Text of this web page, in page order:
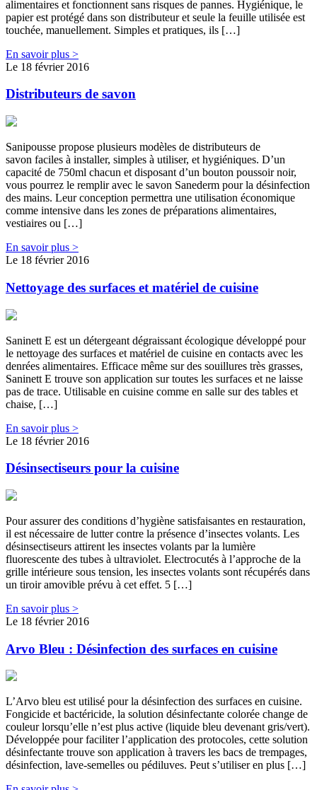
alimentaires et fonctionnent sans risques de pannes. Hygiénique, le
papier est protégé dans son distributeur et seule la feuille utilisée est
touchée, manuellement. Simples et pratiques, ils […]
En savoir plus >
Le 18 février 2016
Distributeurs de savon
Sanipousse propose plusieurs modèles de distributeurs de
savon faciles à installer, simples à utiliser, et hygiéniques. D’un
capacité de 750ml chacun et disposant d’un bouton poussoir noir,
vous pourrez le remplir avec le savon Sanederm pour la désinfection
des mains. Leur conception permettra une utilisation économique
comme intensive dans les zones de préparations alimentaires,
vestiaires ou […]
En savoir plus >
Le 18 février 2016
Nettoyage des surfaces et matériel de cuisine
Saninett E est un détergeant dégraissant écologique développé pour
le nettoyage des surfaces et matériel de cuisine en contacts avec les
denrées alimentaires. Efficace même sur des souillures très grasses,
Saninett E trouve son application sur toutes les surfaces et ne laisse
pas de trace. Utilisable en cuisine comme en salle sur des tables et
chaise, […]
En savoir plus >
Le 18 février 2016
Désinsectiseurs pour la cuisine
Pour assurer des conditions d’hygiène satisfaisantes en restauration,
il est nécessaire de lutter contre la présence d’insectes volants. Les
désinsectiseurs attirent les insectes volants par la lumière
fluorescente des tubes à ultraviolet. Electrocutés à l’approche de la
grille intérieure sous tension, les insectes volants sont récupérés dans
un tiroir amovible prévu à cet effet. 5 […]
En savoir plus >
Le 18 février 2016
Arvo Bleu : Désinfection des surfaces en cuisine
L’Arvo bleu est utilisé pour la désinfection des surfaces en cuisine.
Fongicide et bactéricide, la solution désinfectante colorée change de
couleur lorsqu’elle n’est plus active (liquide bleu devenant gris/vert).
Développée pour faciliter l’application des protocoles, cette solution
désinfectante trouve son application à travers les bacs de trempages,
désinfection, lave-semelles ou pédiluves. Peut s’utiliser en plus […]